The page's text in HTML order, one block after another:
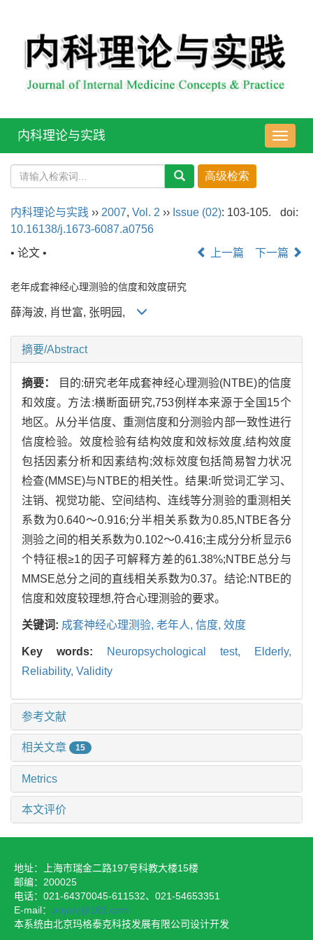
导
航
内科理论与实践
内科理论与实践 ›› 2007, Vol. 2 ›› Issue (02): 103-105.
doi:
10.16138/j.1673-6087.a0756
• 论文 •
上一篇 下一篇
老年成套神经心理测验的信度和效度研究
薛海波, 肖世富, 张明园,
摘要/Abstract
摘要：
目的:研究老年成套神经心理测验(NTBE)的信度
和效度。方法:横断面研究,753例样本来源于全国15个
地区。从分半信度、重测信度和分测验内部一致性进行
信度检验。效度检验有结构效度和效标效度,结构效度
包括因素分析和因素结构;效标效度包括简易智力状况
检查(MMSE)与NTBE的相关性。结果:听觉词汇学习、
注销、视觉功能、空间结构、连线等分测验的重测相关
系数为0.640～0.916;分半相关系数为0.85,NTBE各分
测验之间的相关系数为0.102～0.416;主成分分析显示6
个特征根≥1的因子可解释方差的61.38%;NTBE总分与
MMSE总分之间的直线相关系数为0.37。结论:NTBE的
信度和效度较理想,符合心理测验的要求。
关键词: 成套神经心理测验, 老年人, 信度, 效度
Key words: Neuropsychological test,
Elderly,
Reliability, Validity
参考文献
相关文章 15
Metrics
本文评价
地址：上海市瑞金二路197号科教大楼15楼
邮编：200025
电话：021-64370045-611532、021-54653351
E-mail： physirj@163.com
本系统由北京玛格泰克科技发展有限公司设计开发